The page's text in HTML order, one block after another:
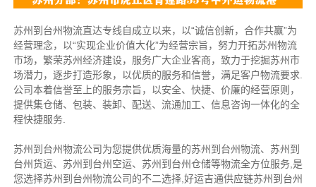
苏州到台州物流直达专线自成立以来，以“诚信创新，合作共赢”为
经营理念，以“实现企业价值大化”为经营宗旨，努力开拓苏州物流
市场，繁荣苏州经济建设，服务广大企业客商，致力于挖掘苏州市
场潜力，逐步打造形象，以优质的服务和信誉，满足客户物流要求.
公司本着信誉至上的服务宗旨，以安全、快捷、价廉的经营原则，
提供集仓储、包装、装卸、配送、流通加工、信息咨询一体化的全
程快捷服务.
苏州到台州物流公司为您提供优质海量的苏州到台州物流、苏州到
台州货运、苏州到台州空运、苏州到台州仓储等物流全方位服务,是
您选择苏州到台州物流公司的不二选择,好运吉通供应链苏州到台州